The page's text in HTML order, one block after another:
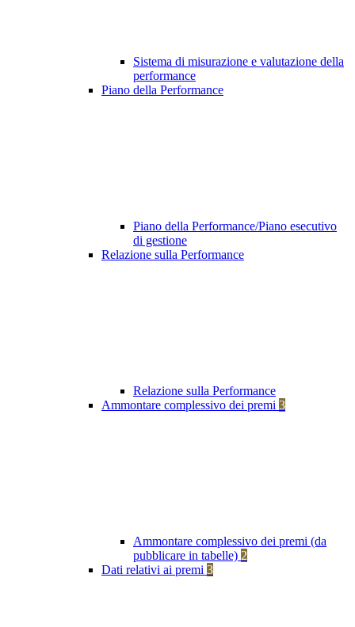
Sistema di misurazione e valutazione della
performance
Piano della Performance
Piano della Performance/Piano esecutivo
di gestione
Relazione sulla Performance
Relazione sulla Performance
Ammontare complessivo dei premi 3
Ammontare complessivo dei premi (da
pubblicare in tabelle) 2
Dati relativi ai premi 3